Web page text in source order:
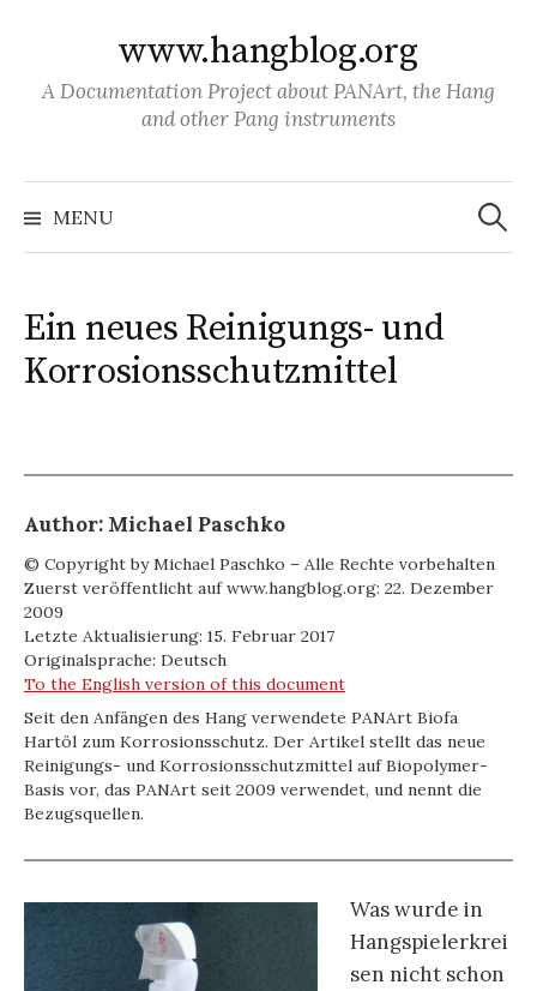
o
c
e
n
www.hangblog.org
A Documentation Project about PANArt, the Hang
and other Pang instruments
MENU e
a
Ein neues Reinigungs- und
Korrosionsschutzmittel
Author: Michael Paschko
© Copyright by Michael Paschko – Alle Rechte vorbehalten
Zuerst veröffentlicht auf www.hangblog.org: 22. Dezember
2009
Letzte Aktualisierung: 15. Februar 2017
Originalsprache: Deutsch
To the English version of this document
Seit den Anfängen des Hang verwendete PANArt Biofa
Hartöl zum Korrosionsschutz. Der Artikel stellt das neue
Reinigungs- und Korrosionsschutzmittel auf Biopolymer-
Basis vor, das PANArt seit 2009 verwendet, und nennt die
Bezugsquellen.
Was wurde in
Hangspielerkrei
sen nicht schon